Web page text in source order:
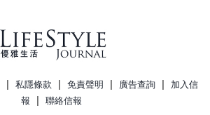
| 私隱條款 | 免責聲明 | 廣告查詢 | 加入信
報 | 聯絡信報